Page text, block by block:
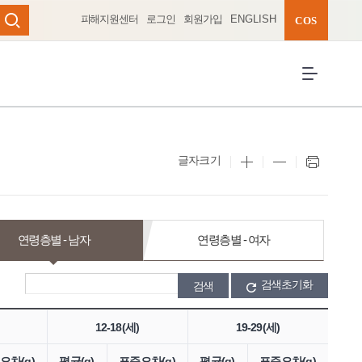
성 펼치기
검색
피해지원센터 로그인 회원가입 ENGLISH COS
글자크기
연령층별 - 남자 연령층별 - 여자
검색초기화
12-18(세) 19-29(세)